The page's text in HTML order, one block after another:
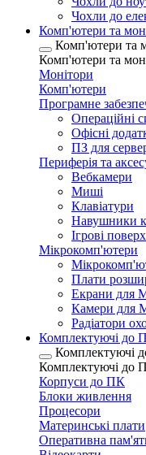
Чохли до
Комп'ютери та
Комп'ютери та
Комп'ютери та
Монітори
Комп'ютери
Програмне
Операційні
Офісні
ПЗ для
Периферія та
Вебкамери
Миші
Клавіатури
Навушники
Ігрові
Мікрокомп'ютери
Плати
Екрани для
Камери для
Радіатори
Комплектуючі до
Комплектуючі
Комплектуючі до
Корпуси до ПК
Блоки живлення
Процесори
Материнські плати
Оперативна